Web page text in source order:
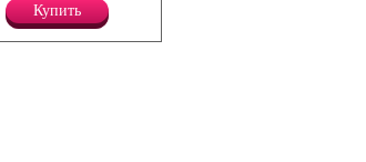
Купить